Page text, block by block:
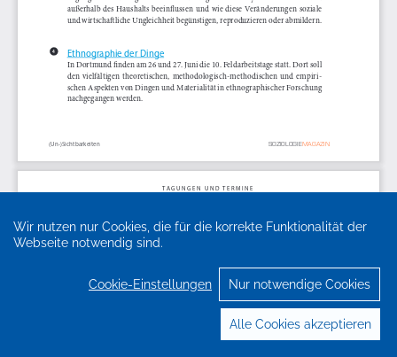
Wir nutzen nur Cookies, die für die korrekte Funktionalität der
Webseite notwendig sind.
Cookie-Einstellungen Nur notwendige Cookies
Alle Cookies akzeptieren